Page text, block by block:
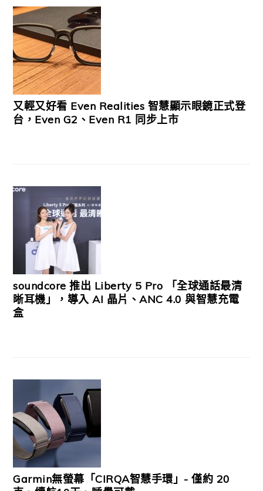
又輕又好看 Even Realities 智慧顯示眼鏡正式登
台，Even G2、Even R1 同步上市
soundcore 推出 Liberty 5 Pro 「全球通話最清
晰耳機」，導入 AI 晶片、ANC 4.0 與智慧充電
盒
Garmin無螢幕「CIRQA智慧手環」- 僅約 20